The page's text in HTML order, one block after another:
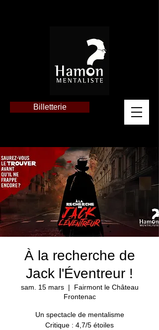
Billetterie
À la recherche de
Jack l'Éventreur !
sam. 15 mars
  |
Fairmont le Château
Frontenac
Un spectacle de mentalisme
Critique : 4,7/5 étoiles